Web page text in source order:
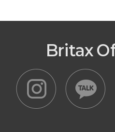
Britax